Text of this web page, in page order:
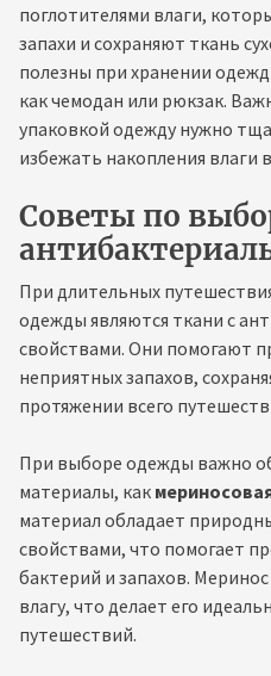
поглотителями влаги,
запахи и сохраняют ткань
полезны при хранении
как чемодан или рюкзак.
упаковкой одежду нужно
избежать накопления влаги
Советы по
При длительных
одежды являются ткани с
свойствами. Они помогают
неприятных запахов,
протяжении всего
При выборе одежды важно
материалы, как
материал обладает
свойствами, что помогает
бактерий и запахов.
влагу, что делает его
путешествий.